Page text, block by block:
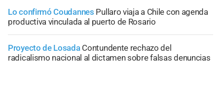
Lo confirmó Coudannes Pullaro viaja a Chile con agenda
productiva vinculada al puerto de Rosario
Proyecto de Losada Contundente rechazo del
radicalismo nacional al dictamen sobre falsas denuncias